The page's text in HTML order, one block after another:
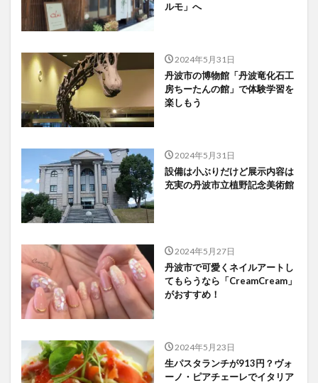
ルモ」へ
2024年5月31日
丹波市の博物館「丹波竜化石工
房ちーたんの館」で体験学習を
楽しもう
2024年5月31日
設備は小ぶりだけど展示内容は
充実の丹波市立植野記念美術館
2024年5月27日
丹波市で可愛くネイルアートし
てもらうなら「CreamCream」
がおすすめ！
2024年5月23日
生パスタランチが913円？ヴォ
ーノ・ピアチェーレでイタリア